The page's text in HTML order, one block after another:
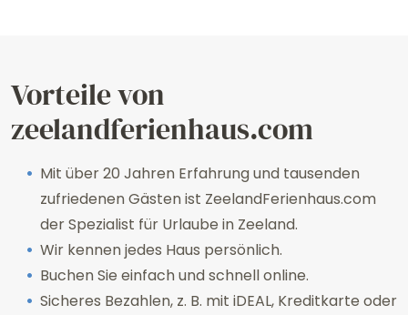
Vorteile von
zeelandferienhaus.com
Mit über 20 Jahren Erfahrung und tausenden
zufriedenen Gästen ist ZeelandFerienhaus.com
der Spezialist für Urlaube in Zeeland.
Wir kennen jedes Haus persönlich.
Buchen Sie einfach und schnell online.
Sicheres Bezahlen, z. B. mit iDEAL, Kreditkarte oder